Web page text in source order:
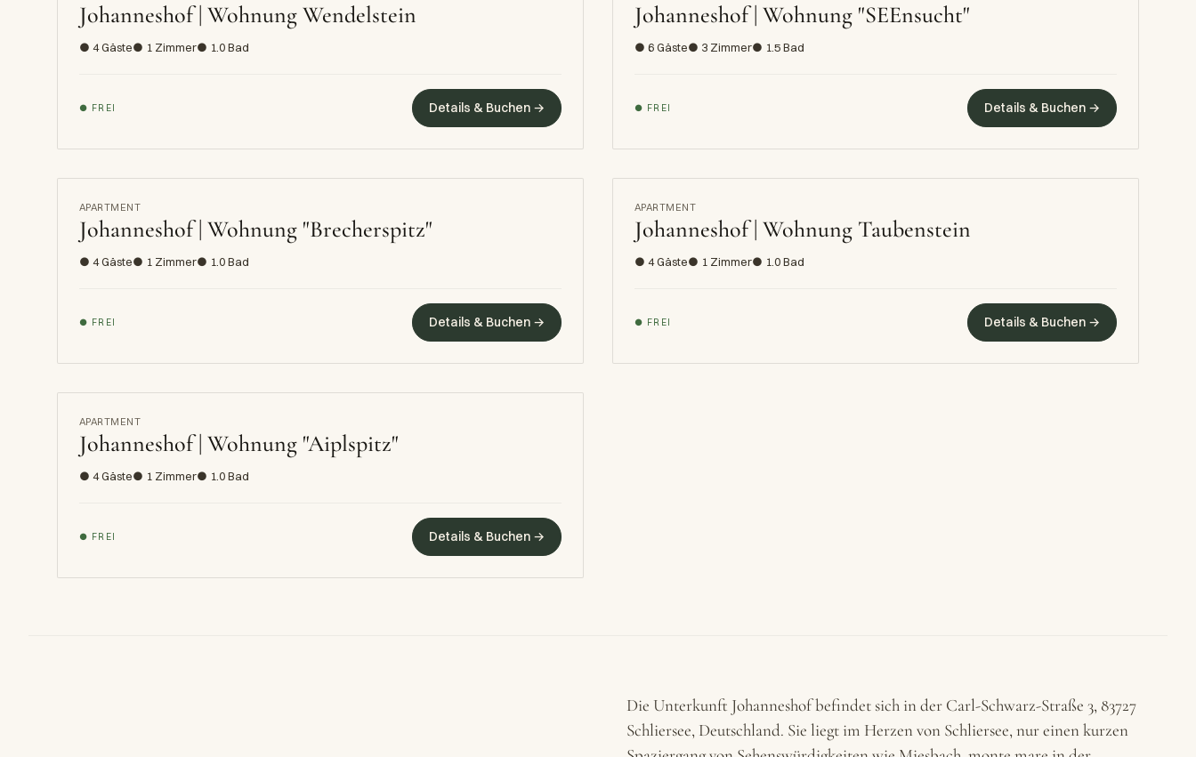
Johanneshof | Wohnung Wendelstein
● 4 Gäste● 1 Zimmer● 1.0 Bad
● FREI Details & Buchen →
Johanneshof | Wohnung "SEEnsucht"
● 6 Gäste● 3 Zimmer● 1.5 Bad
● FREI Details & Buchen →
APARTMENT
Johanneshof | Wohnung "Brecherspitz"
● 4 Gäste● 1 Zimmer● 1.0 Bad
● FREI Details & Buchen →
APARTMENT
Johanneshof | Wohnung Taubenstein
● 4 Gäste● 1 Zimmer● 1.0 Bad
● FREI Details & Buchen →
APARTMENT
Johanneshof | Wohnung "Aiplspitz"
● 4 Gäste● 1 Zimmer● 1.0 Bad
● FREI Details & Buchen →
Die Unterkunft Johanneshof befindet sich in der Carl-Schwarz-Straße 3, 83727
Schliersee, Deutschland. Sie liegt im Herzen von Schliersee, nur einen kurzen